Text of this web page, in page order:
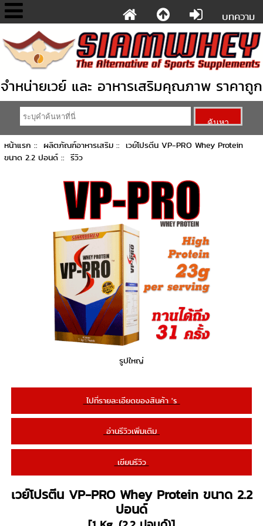
บทความ
จำหน่ายเวย์ และ อาหารเสริมคุณภาพ ราคาถูก
หน้าแรก ::ผลิตภัณฑ์อาหารเสริม ::เวย์โปรตีน VP-PRO Whey Protein
ขนาด 2.2 ปอนด์ :: รีวิว
รูปใหญ่
ไปที่รายละเอียดของสินค้า 's
อ่านรีวิวเพิ่มเติม
เขียนรีวิว
เวย์โปรตีน VP-PRO Whey Protein ขนาด 2.2
ปอนด์